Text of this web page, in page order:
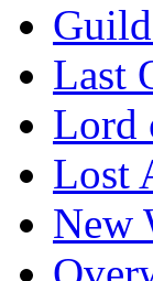
Last
Lord
Lost
New